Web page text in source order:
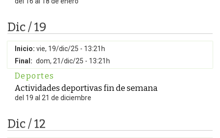
Dic / 19
Inicio: vie, 19/dic/25 - 13:21h
Final: dom, 21/dic/25 - 13:21h
Deportes
Actividades deportivas fin de semana
del 19 al 21 de diciembre
Dic / 12